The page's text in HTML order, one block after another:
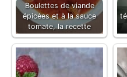
Boulettes de viande
épicées et à la sauce
tomate, la recette